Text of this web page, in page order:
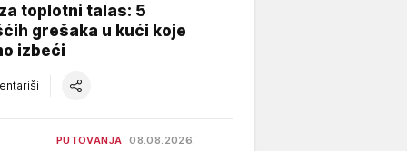
toplotni talas: 5
grešaka u kući koje
izbeći
PUTOVANJA 08.08.2026.